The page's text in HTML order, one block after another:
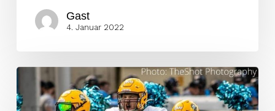
Gast
4. Januar 2022
Interview: